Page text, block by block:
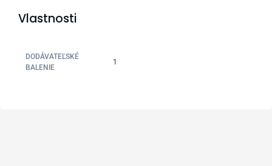
Vlastnosti
DODÁVATEĽSKÉ
BALENIE
1